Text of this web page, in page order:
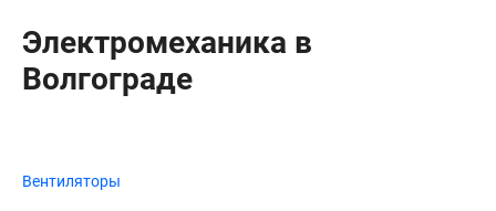
Электромеханика в
Волгограде
Вентиляторы